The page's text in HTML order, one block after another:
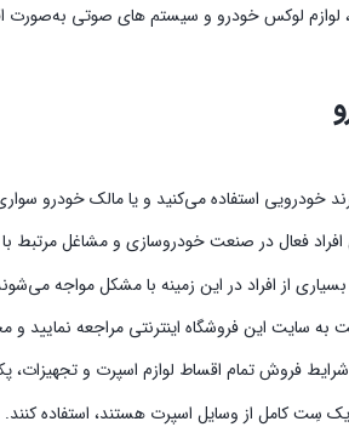
لوازم لوکس خودرو و سیستم‌ های صوتی به‌صورت
خودرویی استفاده می‌کنید و یا مالک خودرو
افراد فعال در صنعت خودروسازی و مشاغل
از افراد در این زمینه با مشکل مواجه
به سایت این فروشگاه اینترنتی مراجعه نمایید
فروش تمام اقساط لوازم اسپرت و
سِت کامل از وسایل اسپرت هستند، استفاده کنند.